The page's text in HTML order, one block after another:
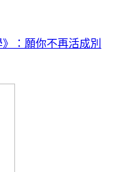
：願你不再活成別